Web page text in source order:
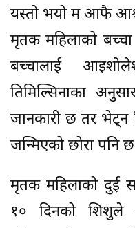
यस्तो भयो म आफै
मृतक महिलाको
बच्चालाई
तिमिल्सिनाका
जानकारी छ तर
जन्मिएको छोरा पनि
मृतक महिलाको दुई
१० दिनको शिशुले